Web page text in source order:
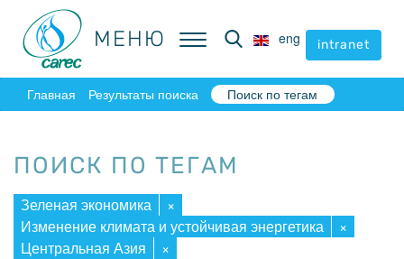
МЕНЮ eng intranet
МЕНЮ eng intranet
Главная Результаты поиска Поиск по тегам
ПОИСК ПО ТЕГАМ
Зеленая экономика
×
Изменение климата и устойчивая энергетика
×
Центральная Азия
×